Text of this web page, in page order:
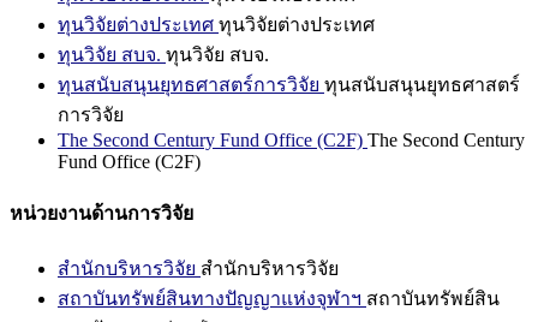
ทุนวิจัยต่างประเทศ ทุนวิจัยต่างประเทศ
ทุนวิจัย สบจ. ทุนวิจัย สบจ.
ทุนสนับสนุนยุทธศาสตร์การวิจัย ทุนสนับสนุนยุทธศาสตร์
การวิจัย
The Second Century Fund Office (C2F) The Second Century
Fund Office (C2F)
หน่วยงานด้านการวิจัย
สำนักบริหารวิจัย สำนักบริหารวิจัย
สถาบันทรัพย์สินทางปัญญาแห่งจุฬาฯ สถาบันทรัพย์สิน